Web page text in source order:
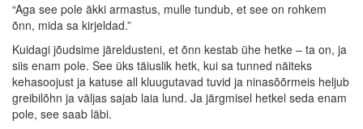
“Aga see pole äkki armastus, mulle tundub, et see on rohkem
õnn, mida sa kirjeldad.”
Kuidagi jõudsime järeldusteni, et õnn kestab ühe hetke – ta on, ja
siis enam pole. See üks täiuslik hetk, kui sa tunned näiteks
kehasoojust ja katuse all kluugutavad tuvid ja ninasõõrmeis heljub
greibilõhn ja väljas sajab laia lund. Ja järgmisel hetkel seda enam
pole, see saab läbi.